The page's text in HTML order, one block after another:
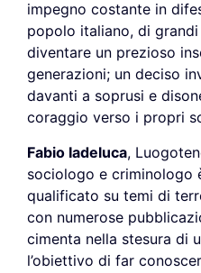
impegno costante in
popolo italiano, di
diventare un prezioso
generazioni; un deciso
davanti a soprusi e
coraggio verso i propri
Fabio Iadeluca,
sociologo e criminologo
qualificato su temi di
con numerose
cimenta nella stesura di
l’obiettivo di far